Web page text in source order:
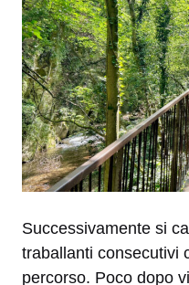
Successivamente si
traballanti consecutivi
percorso. Poco dopo